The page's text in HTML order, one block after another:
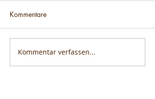
Kommentare
Kommentar verfassen...